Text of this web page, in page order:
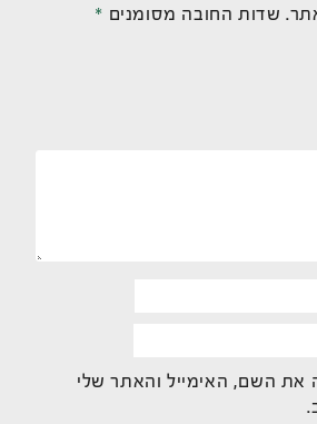
שדות החובה מסומנים *
את השם, האימייל והאתר שלי